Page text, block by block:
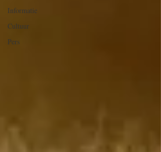
Informatie
Cultuur
Pers